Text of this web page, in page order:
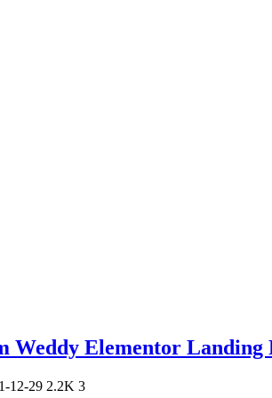
Weddy Elementor Landing
12-29 2.2K 3